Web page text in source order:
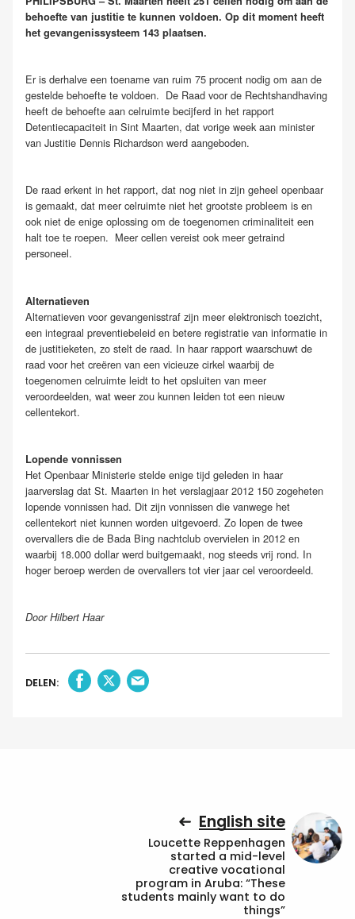
behoefte van justitie te kunnen voldoen. Op dit moment heeft
het gevangenissysteem 143 plaatsen.
Er is derhalve een toename van ruim 75 procent nodig om aan de
gestelde behoefte te voldoen. De Raad voor de Rechtshandhaving
heeft de behoefte aan celruimte becijferd in het rapport
Detentiecapaciteit in Sint Maarten, dat vorige week aan minister
van Justitie Dennis Richardson werd aangeboden.
De raad erkent in het rapport, dat nog niet in zijn geheel openbaar
is gemaakt, dat meer celruimte niet het grootste probleem is en
ook niet de enige oplossing om de toegenomen criminaliteit een
halt toe te roepen. Meer cellen vereist ook meer getraind
personeel.
Alternatieven
Alternatieven voor gevangenisstraf zijn meer elektronisch toezicht,
een integraal preventiebeleid en betere registratie van informatie in
de justitieketen, zo stelt de raad. In haar rapport waarschuwt de
raad voor het creëren van een vicieuze cirkel waarbij de
toegenomen celruimte leidt to het opsluiten van meer
veroordeelden, wat weer zou kunnen leiden tot een nieuw
cellentekort.
Lopende vonnissen
Het Openbaar Ministerie stelde enige tijd geleden in haar
jaarverslag dat St. Maarten in het verslagjaar 2012 150 zogeheten
lopende vonnissen had. Dit zijn vonnissen die vanwege het
cellentekort niet kunnen worden uitgevoerd. Zo lopen de twee
overvallers die de Bada Bing nachtclub overvielen in 2012 en
waarbij 18.000 dollar werd buitgemaakt, nog steeds vrij rond. In
hoger beroep werden de overvallers tot vier jaar cel veroordeeld.
Door Hilbert Haar
DELEN:
English site
Loucette Reppenhagen
started a mid-level
creative vocational
program in Aruba: “These
students mainly want to do
things”